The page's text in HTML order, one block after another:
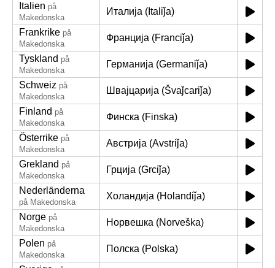
Italien på
Makedonska
Италија (Italiǰa)
Frankrike på
Makedonska
Франција (Franciǰa)
Tyskland på
Makedonska
Германија (Germaniǰa)
Schweiz på
Makedonska
Швајцарија (Švaǰcariǰa)
Finland på
Makedonska
Финска (Finska)
Österrike på
Makedonska
Австрија (Avstriǰa)
Grekland på
Makedonska
Грција (Grciǰa)
Nederländerna
på Makedonska
Холандија (Holandiǰa)
Norge på
Makedonska
Норвешка (Norveška)
Polen på
Makedonska
Полска (Polska)